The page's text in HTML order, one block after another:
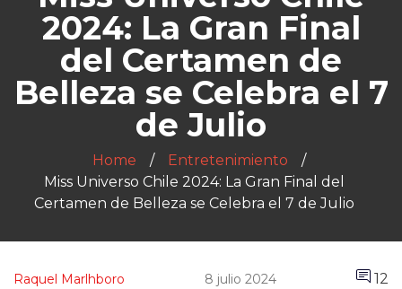
2024: La Gran Final
del Certamen de
Belleza se Celebra el 7
de Julio
Home
Entretenimiento
Miss Universo Chile 2024: La Gran Final del
Certamen de Belleza se Celebra el 7 de Julio
Raquel Marlhboro 8 julio 2024 12